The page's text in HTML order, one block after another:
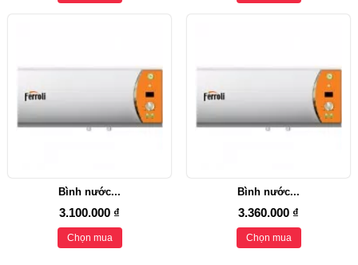
Bình nước...
3.100.000 ₫
Chọn mua
Bình nước...
3.360.000 ₫
Chọn mua